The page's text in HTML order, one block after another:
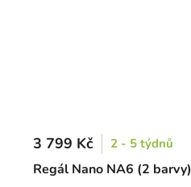
Regál Nano NA6 (2 barvy)
3 799 Kč 2 - 5 týdnů